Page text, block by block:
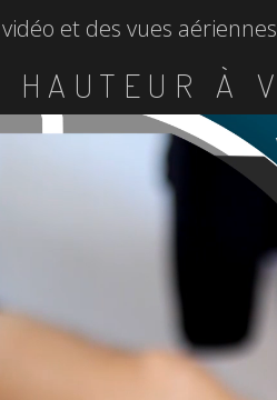
et des vues
À